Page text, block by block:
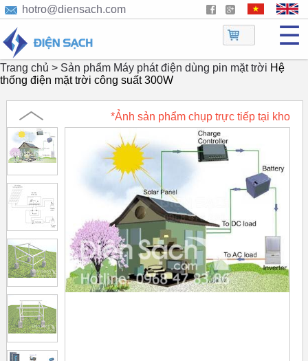
hotro@diensach.com
☰
Trang chủ > Sản phẩm Máy phát điện dùng pin mặt trời Hệ
thống điện mặt trời công suất 300W
*Ảnh sản phẩm chụp trực tiếp tại kho